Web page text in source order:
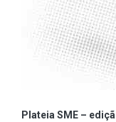
Plateia SME –